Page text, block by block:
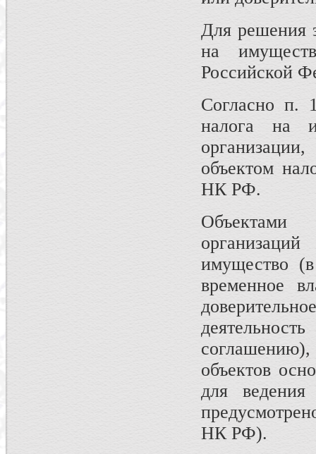
Для решения
на
Российской
Согласно п.
налога на
объектом
НК РФ.
Объектами
имущество
временное
объектов
для ведения
НК РФ).